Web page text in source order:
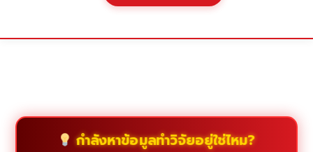
กำลังหาข้อมูลทำวิจัยอยู่ใช่ไหม?